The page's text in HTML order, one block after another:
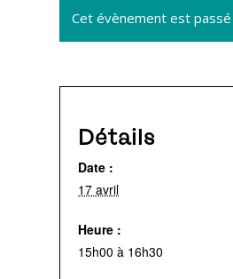
Cet évènement est passé
Détails
Date :
17 avril
Heure :
15h00 à 16h30